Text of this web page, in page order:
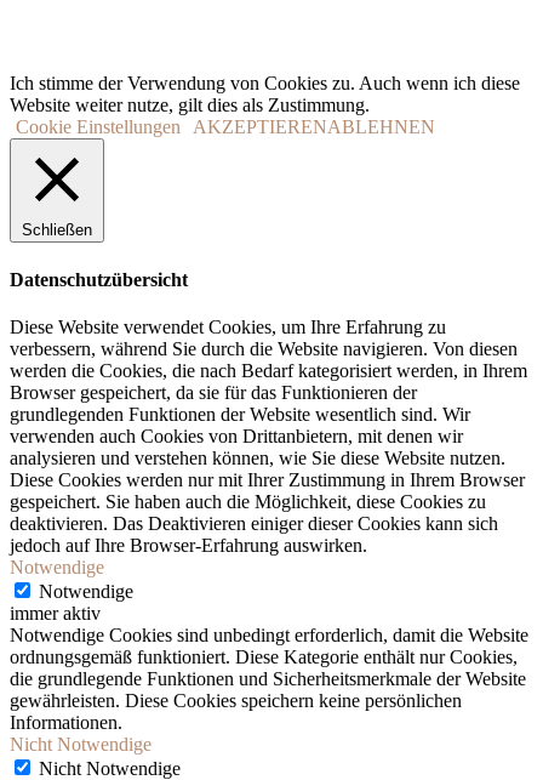
Ich stimme der Verwendung von Cookies zu. Auch wenn ich diese
Website weiter nutze, gilt dies als Zustimmung.
Cookie Einstellungen
AKZEPTIERENABLEHNEN
Schließen
Datenschutzübersicht
Diese Website verwendet Cookies, um Ihre Erfahrung zu
verbessern, während Sie durch die Website navigieren. Von diesen
werden die Cookies, die nach Bedarf kategorisiert werden, in Ihrem
Browser gespeichert, da sie für das Funktionieren der
grundlegenden Funktionen der Website wesentlich sind. Wir
verwenden auch Cookies von Drittanbietern, mit denen wir
analysieren und verstehen können, wie Sie diese Website nutzen.
Diese Cookies werden nur mit Ihrer Zustimmung in Ihrem Browser
gespeichert. Sie haben auch die Möglichkeit, diese Cookies zu
deaktivieren. Das Deaktivieren einiger dieser Cookies kann sich
jedoch auf Ihre Browser-Erfahrung auswirken.
Notwendige
Notwendige
immer aktiv
Notwendige Cookies sind unbedingt erforderlich, damit die Website
ordnungsgemäß funktioniert. Diese Kategorie enthält nur Cookies,
die grundlegende Funktionen und Sicherheitsmerkmale der Website
gewährleisten. Diese Cookies speichern keine persönlichen
Informationen.
Nicht Notwendige
Nicht Notwendige